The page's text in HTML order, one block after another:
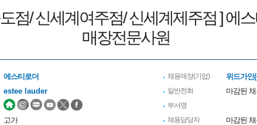
점/ 신세계여주점/ 신세계제주점 ] 에
매장전문사원
에스티로더
estee lauder
고가
채용매장(기업) 위드가인(
일반전화 마감된
부서명
채용담당자
마감된